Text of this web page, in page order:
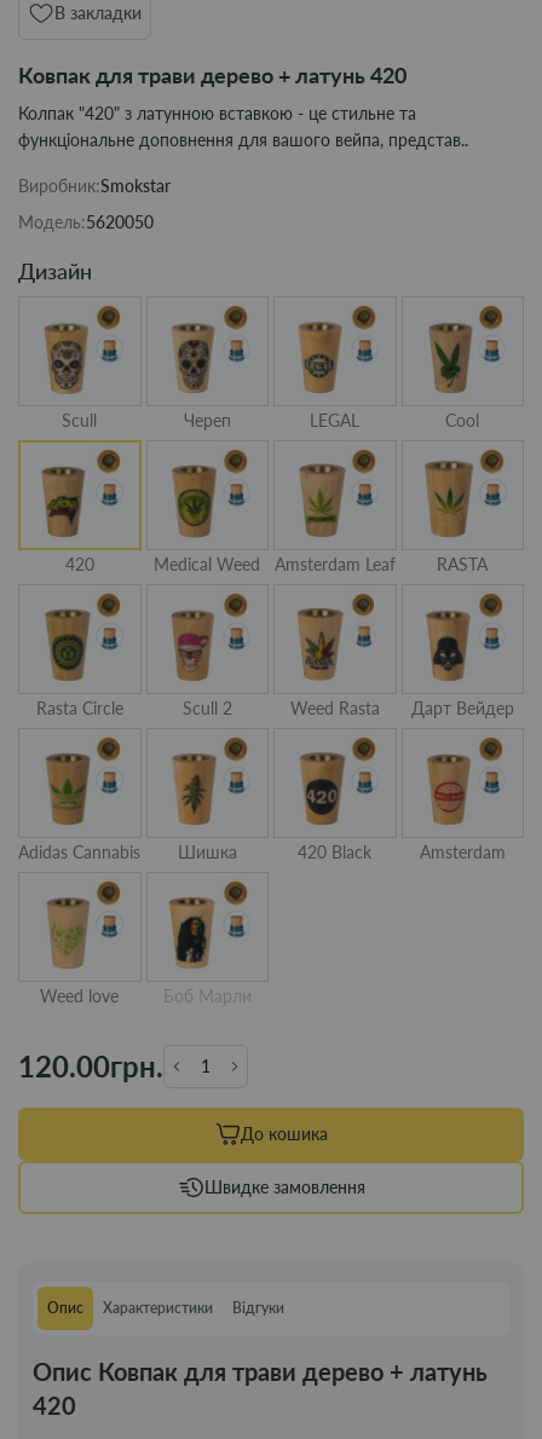
В закладки
Ковпак для трави дерево + латунь 420
Колпак "420" з латунною вставкою - це стильне та
функціональне доповнення для вашого вейпа, представ..
Виробник:Smokstar
Модель:5620050
Дизайн
Scull Череп LEGAL Cool
420 Medical Weed Amsterdam Leaf RASTA
Rasta Circle Scull 2 Weed Rasta Дарт Вейдер
Adidas Cannabis Шишка 420 Black Amsterdam
Weed love Боб Марли
120.00грн.
До кошика
Швидке замовлення
Опис Характеристики Відгуки
Опис Ковпак для трави дерево + латунь
420